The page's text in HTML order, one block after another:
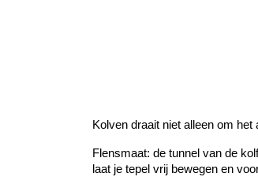
Kolven draait niet alleen om
Flensmaat: de tunnel van de
laat je tepel vrij bewegen en